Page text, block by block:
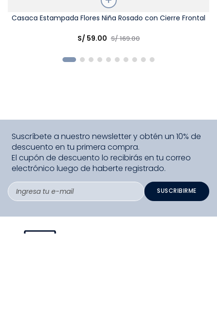
Talla
Casaca Estampada Flores Niña Rosado con Cierre Frontal
S/ 59.00 S/169.00
Suscríbete a nuestro newsletter y obtén un 10% de
descuento en tu primera compra.
El cupón de descuento lo recibirás en tu correo
electrónico luego de haberte registrado.
SUSCRIBIRME